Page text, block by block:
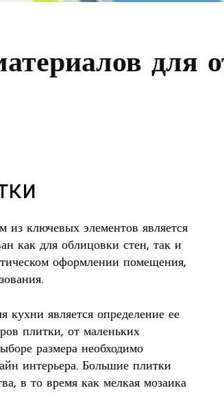
для
ключевых элементов является
как для облицовки стен, так и
оформлении помещения,
является определение ее
плитки, от маленьких
размера необходимо
интерьера. Большие плитки
в то время как мелкая мозаика